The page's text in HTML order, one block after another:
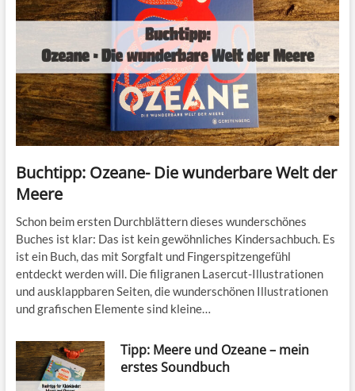
Buchtipp: Ozeane- Die wunderbare Welt der
Meere
Schon beim ersten Durchblättern dieses wunderschönes
Buches ist klar: Das ist kein gewöhnliches Kindersachbuch. Es
ist ein Buch, das mit Sorgfalt und Fingerspitzengefühl
entdeckt werden will. Die filigranen Lasercut-Illustrationen
und ausklappbaren Seiten, die wunderschönen Illustrationen
und grafischen Elemente sind kleine…
Tipp: Meere und Ozeane – mein
erstes Soundbuch